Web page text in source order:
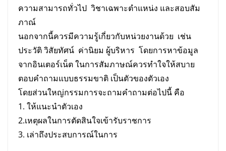
ความสามารถทั่วไป วิชาเฉพาะตำแหน่ง และสอบสัม
ภาณ์
นอกจากนี้ควรมีความรู้เกี่ยวกับหน่วยงานด้วย เช่น
ประวัติ วิสัยทัศน์ ค่านิยม ผู้บริหาร โดยการหาข้อมูล
จากอินเตอร์เน็ต ในการสัมภาษณ์ควรทำใจให้สบาย
ตอบคำถามแบบธรรมขาติ เป็นตัวของตัวเอง
โดยส่วนใหญ่กรรมการจะถามคำถามต่อไปนี้ คือ
1. ให้แนะนำตัวเอง
2.เหตุผลในการตัดสินใจเข้ารับราชการ
3. เล่าถึงประสบการณ์ในการ